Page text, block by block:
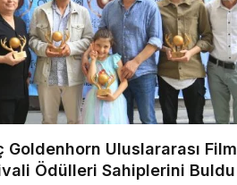
Goldenhorn Uluslararası Film
Ödülleri Sahiplerini Buldu